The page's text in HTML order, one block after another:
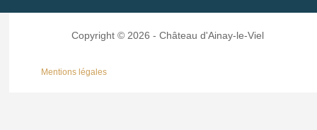
Copyright © 2026 - Château d'Ainay-le-Viel
Mentions légales